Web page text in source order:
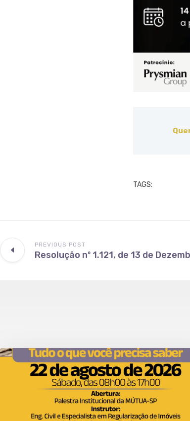
TAGS:
PREVIOUS POST
Resolução nº 1.121, de 13 de